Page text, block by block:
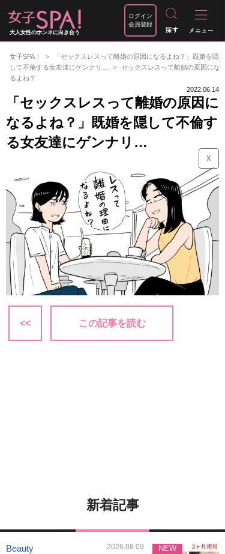
大人女性のホンネに向き合う
ログイン
会員登録
女子SPA！
「セックスレスって離婚の原因になるよね？」既婚を隠
して不倫する女友達にゲンナリ…
セックスレスって離婚の原因にな
るよね？
2022.06.14
「セックスレスって離婚の原因に
なるよね？」既婚を隠して不倫す
る女友達にゲンナリ…
☓
<< この記事を読む
新着記事
Beauty 2026.08.09 NEW